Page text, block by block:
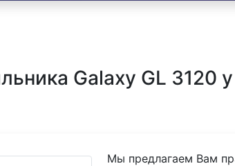
Galaxy GL 3120
Мы предлагаем Вам